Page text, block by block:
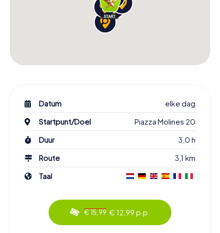
Datum
elke dag
Startpunt/Doel
Piazza Molines 20
Duur
3,0 h
Route
3,1 km
Taal
€ 15,99 € 12,99 p.p.